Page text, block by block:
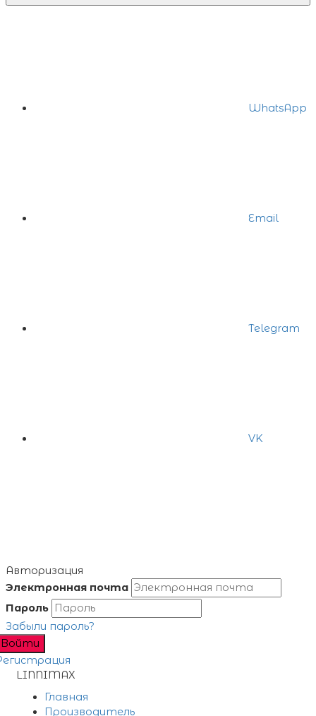
WhatsApp
Email
Telegram
VK
Авторизация
Электронная почта
Пароль
Забыли пароль?
Войти
LINNIMAX
Главная
Производитель